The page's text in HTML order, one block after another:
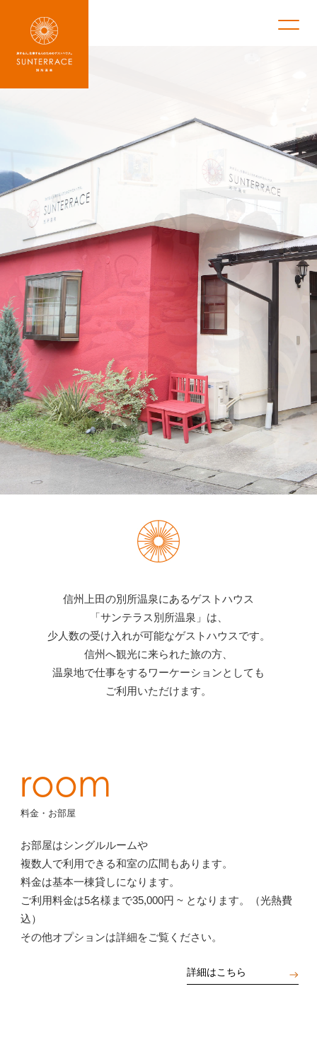
信州上田の別所温泉にあるゲストハウス
「サンテラス別所温泉」は、
少人数の受け入れが可能なゲストハウスです。
信州へ観光に来られた旅の方、
温泉地で仕事をするワーケーションとしても
ご利用いただけます。
room
料金・お部屋
お部屋はシングルルームや
複数人で利用できる和室の広間もあります。
料金は基本一棟貸しになります。
ご利用料金は5名様まで35,000円 ~ となります。（光熱費
込）
その他オプションは詳細をご覧ください。
詳細はこちら